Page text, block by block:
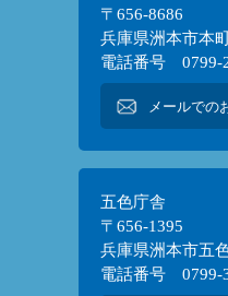
〒656-8686
兵庫県洲本市本
電話番号 0799-
メールでの
五色庁舎
〒656-1395
兵庫県洲本市五
電話番号 0799-